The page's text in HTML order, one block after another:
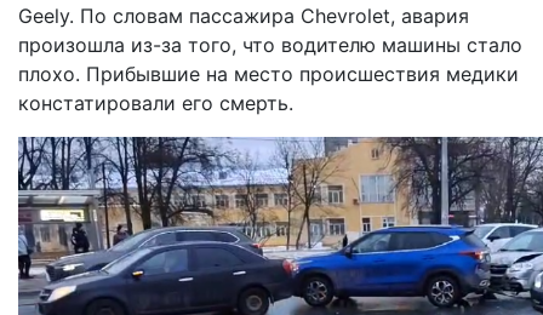
Geely. По словам пассажира Chevrolet, авария
произошла из-за того, что водителю машины стало
плохо. Прибывшие на место происшествия медики
констатировали его смерть.